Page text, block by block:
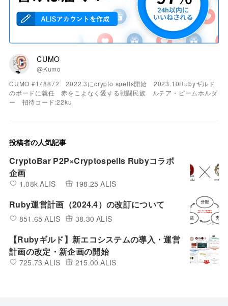
CUMO
@Kumo
CUMO #148872 2022.3にcrypto spells開始 2023.10Rubyギルド
のボードに就任 赤をこよなく愛する戦闘民族 ルチア・ピームホルダ
ー 招待コード:22ku
投稿者の人気記事
CryptoBar P2P×Cryptospells Rubyコラボ
企画
1.08k ALIS 198.25 ALIS
Ruby運営計画（2024.4）の改訂について
851.65 ALIS 38.30 ALIS
【Rubyギルド】新エコシステムの導入・運営
計画の改定・新企画の開始
725.73 ALIS 215.00 ALIS